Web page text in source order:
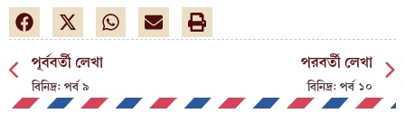
পূর্ববর্তী লেখা
বিনিদ্র: পর্ব ৯
পরবর্তী লেখা
বিনিদ্র: পর্ব ১০